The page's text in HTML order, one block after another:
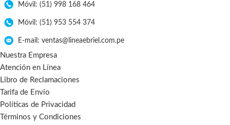
Móvil: (51) 998 168 464
Móvil: (51) 953 554 374
E-mail: ventas@lineaebriel.com.pe
Nuestra Empresa
Atención en Línea
Libro de Reclamaciones
Tarifa de Envío
Políticas de Privacidad
Términos y Condiciones